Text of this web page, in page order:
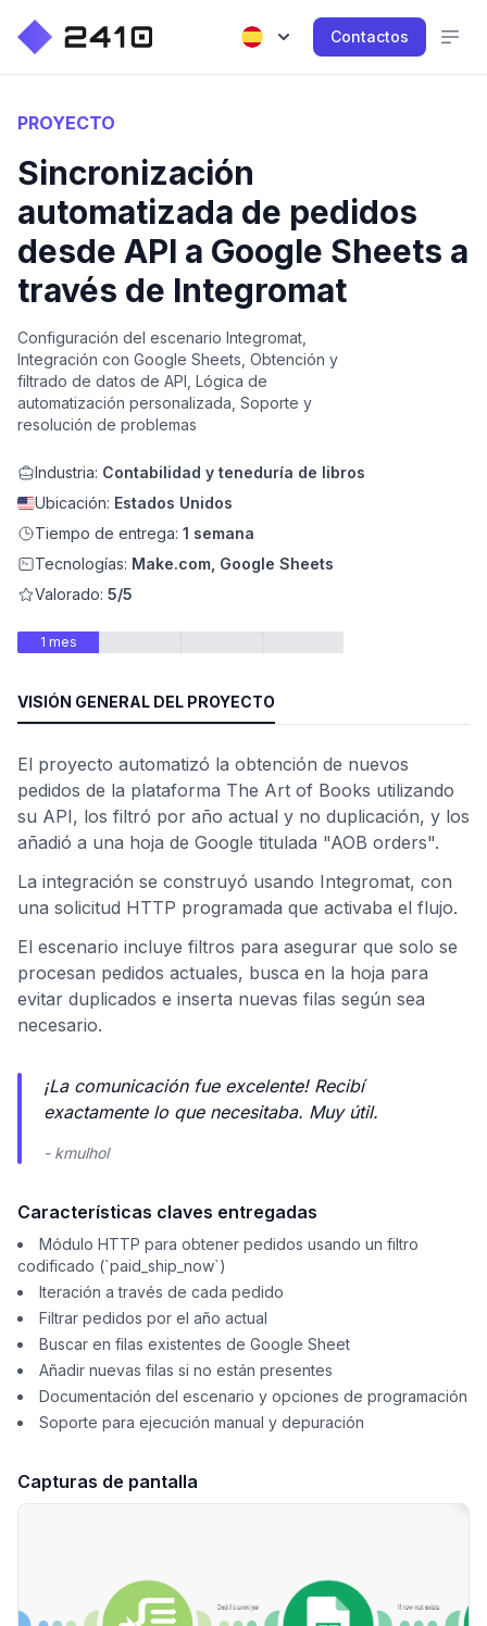
Contactos
PROYECTO
Sincronización
automatizada de pedidos
desde API a Google Sheets a
través de Integromat
Configuración del escenario Integromat,
Integración con Google Sheets, Obtención y
filtrado de datos de API, Lógica de
automatización personalizada, Soporte y
resolución de problemas
Industria: Contabilidad y teneduría de libros
Ubicación: Estados Unidos
Tiempo de entrega: 1 semana
Tecnologías: Make.com, Google Sheets
Valorado: 5/5
1 mes
VISIÓN GENERAL DEL PROYECTO
El proyecto automatizó la obtención de nuevos
pedidos de la plataforma The Art of Books utilizando
su API, los filtró por año actual y no duplicación, y los
añadió a una hoja de Google titulada "AOB orders".
La integración se construyó usando Integromat, con
una solicitud HTTP programada que activaba el flujo.
El escenario incluye filtros para asegurar que solo se
procesan pedidos actuales, busca en la hoja para
evitar duplicados e inserta nuevas filas según sea
necesario.
¡La comunicación fue excelente! Recibí
exactamente lo que necesitaba. Muy útil.
- kmulhol
Características claves entregadas
Módulo HTTP para obtener pedidos usando un filtro
codificado (`paid_ship_now`)
Iteración a través de cada pedido
Filtrar pedidos por el año actual
Buscar en filas existentes de Google Sheet
Añadir nuevas filas si no están presentes
Documentación del escenario y opciones de programación
Soporte para ejecución manual y depuración
Capturas de pantalla